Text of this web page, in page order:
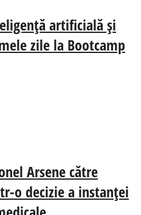
artificială și
zile la Bootcamp
Arsene către
o decizie a instanței